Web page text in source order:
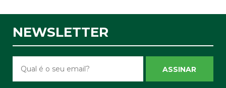
NEWSLETTER
ASSINAR